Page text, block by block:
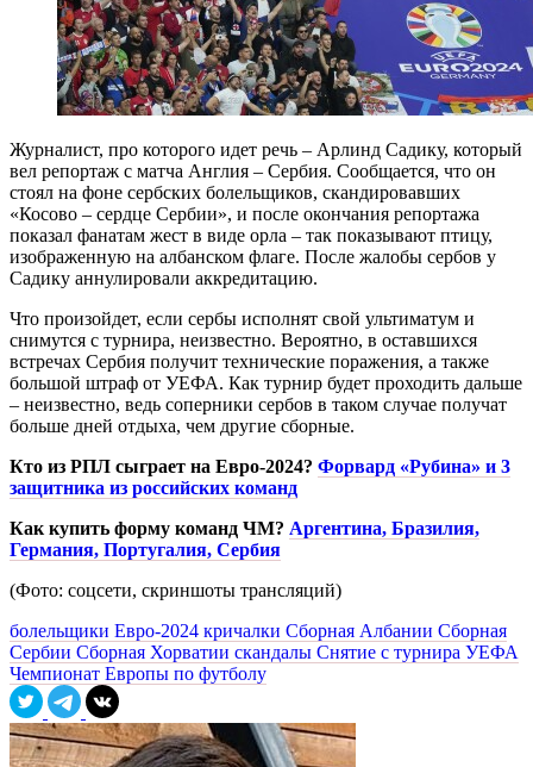
Журналист, про которого идет речь – Арлинд Садику, который
вел репортаж с матча Англия – Сербия. Сообщается, что он
стоял на фоне сербских болельщиков, скандировавших
«Косово – сердце Сербии», и после окончания репортажа
показал фанатам жест в виде орла – так показывают птицу,
изображенную на албанском флаге. После жалобы сербов у
Садику аннулировали аккредитацию.
Что произойдет, если сербы исполнят свой ультиматум и
снимутся с турнира, неизвестно. Вероятно, в оставшихся
встречах Сербия получит технические поражения, а также
большой штраф от УЕФА. Как турнир будет проходить дальше
– неизвестно, ведь соперники сербов в таком случае получат
больше дней отдыха, чем другие сборные.
Кто из РПЛ сыграет на Евро-2024? Форвард «Рубина» и 3
защитника из российских команд
Как купить форму команд ЧМ? Аргентина, Бразилия,
Германия, Португалия, Сербия
(Фото: соцсети, скриншоты трансляций)
болельщики Евро-2024 кричалки Сборная Албании Сборная
Сербии Сборная Хорватии скандалы Снятие с турнира УЕФА
Чемпионат Европы по футболу